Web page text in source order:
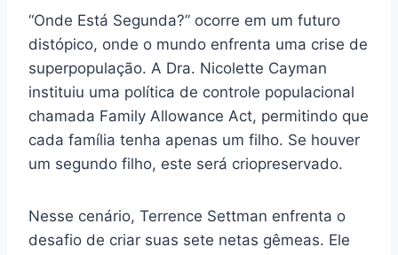
“Onde Está Segunda?” ocorre em um futuro
distópico, onde o mundo enfrenta uma crise de
superpopulação. A Dra. Nicolette Cayman
instituiu uma política de controle populacional
chamada Family Allowance Act, permitindo que
cada família tenha apenas um filho. Se houver
um segundo filho, este será criopreservado.
Nesse cenário, Terrence Settman enfrenta o
desafio de criar suas sete netas gêmeas. Ele